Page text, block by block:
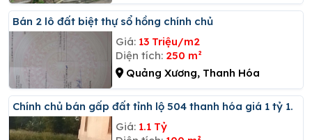
Bán 2 lô đất biệt thự sổ hồng chính chủ
Giá: 13 Triệu/m2
Diện tích: 250 m²
Quảng Xương, Thanh Hóa
Chính chủ bán gấp đất tỉnh lộ 504 thanh hóa giá 1 tỷ 1.
Giá: 1.1 Tỷ